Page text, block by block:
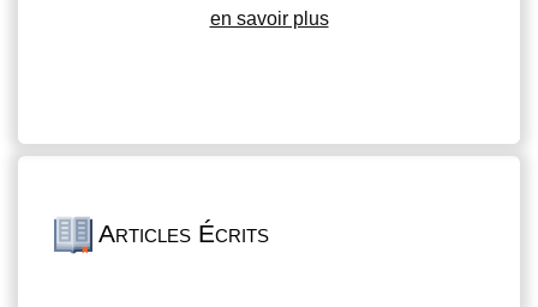
en savoir plus
Articles Écrits